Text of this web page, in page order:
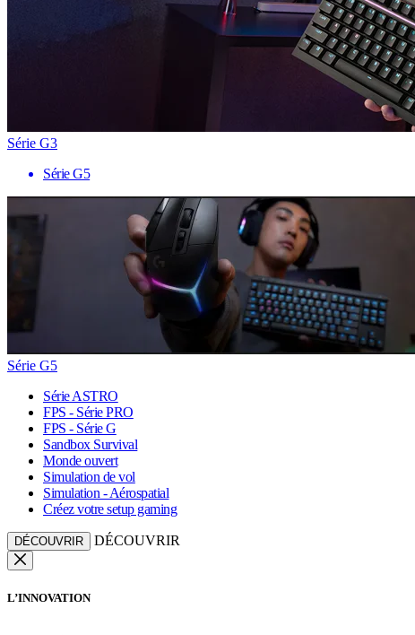
Série G3
Série G5
Série G5
Série ASTRO
FPS - Série PRO
FPS - Série G
Sandbox Survival
Monde ouvert
Simulation de vol
Simulation - Aérospatial
Créez votre setup gaming
DÉCOUVRIR DÉCOUVRIR
L’INNOVATION